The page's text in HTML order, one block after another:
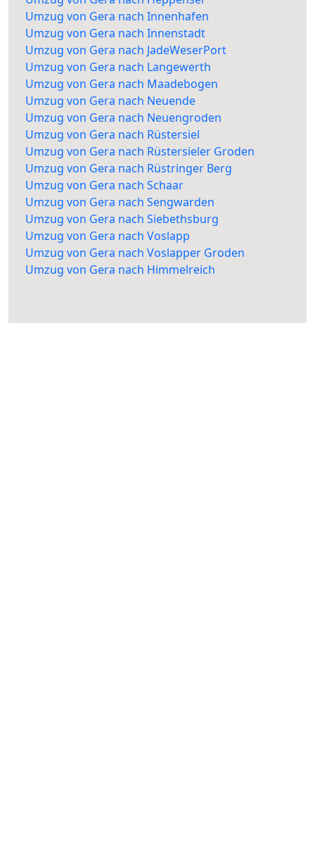
Umzug von Gera nach Innenhafen
Umzug von Gera nach Innenstadt
Umzug von Gera nach JadeWeserPort
Umzug von Gera nach Langewerth
Umzug von Gera nach Maadebogen
Umzug von Gera nach Neuende
Umzug von Gera nach Neuengroden
Umzug von Gera nach Rüstersiel
Umzug von Gera nach Rüstersieler Groden
Umzug von Gera nach Rüstringer Berg
Umzug von Gera nach Schaar
Umzug von Gera nach Sengwarden
Umzug von Gera nach Siebethsburg
Umzug von Gera nach Voslapp
Umzug von Gera nach Voslapper Groden
Umzug von Gera nach Himmelreich